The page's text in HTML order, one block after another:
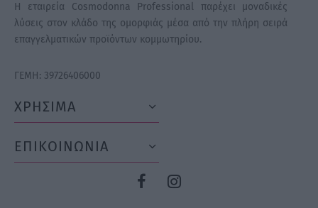
Η εταιρεία Cosmodonna Professional παρέχει μοναδικές
λύσεις στον κλάδο της ομορφιάς μέσα από την πλήρη σειρά
επαγγελματικών προϊόντων κομμωτηρίου.
ΓΕΜΗ: 39726406000
ΧΡΗΣΙΜΑ
ΕΠΙΚΟΙΝΩΝΙΑ